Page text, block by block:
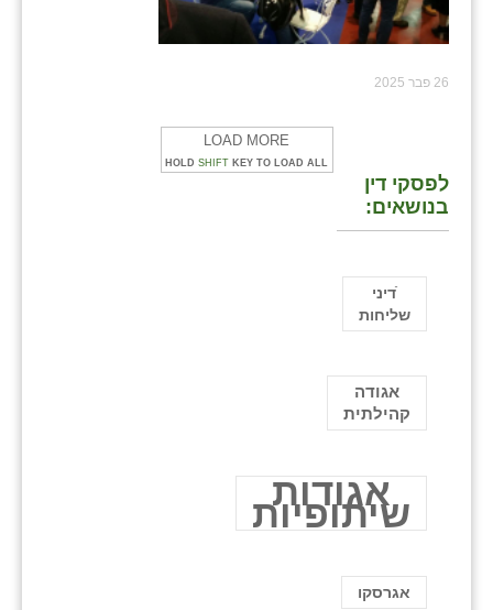
26 פבר 2025
LOAD MORE
HOLD SHIFT KEY TO LOAD ALL
לפסקי דין
בנושאים:
ֿדיני
שליחות
אגודה
קהילתית
אגודות
שיתופיות
אגרסקו